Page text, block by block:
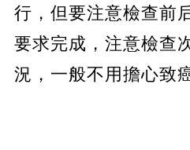
行，但要注意檢查前
要求完成，注意檢查
況，一般不用擔心致